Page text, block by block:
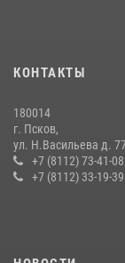
Всероссийского
сотрудников
Росгвардейцы
30 июля 2026, 05:10
22 июля 2026, 10:19
КОНТАКТЫ
180014
г. Псков,
ул. Н.Васильева д.
+7 (8112) 73-41-08
+7 (8112) 33-19-